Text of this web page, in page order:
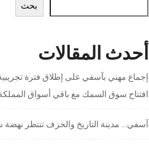
بحث
أحدث المقالات
إجماع مهني بآسفي على إطلاق فترة
افتتاح سوق السمك مع باقي أسواق
آسفي… مدينة التاريخ والخزف تنتظر نهضة